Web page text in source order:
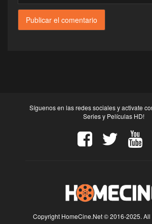
Síguenos en las redes sociales y activate
Series y Películas HD!
Copyright HomeCine.Net © 2016-2025. All